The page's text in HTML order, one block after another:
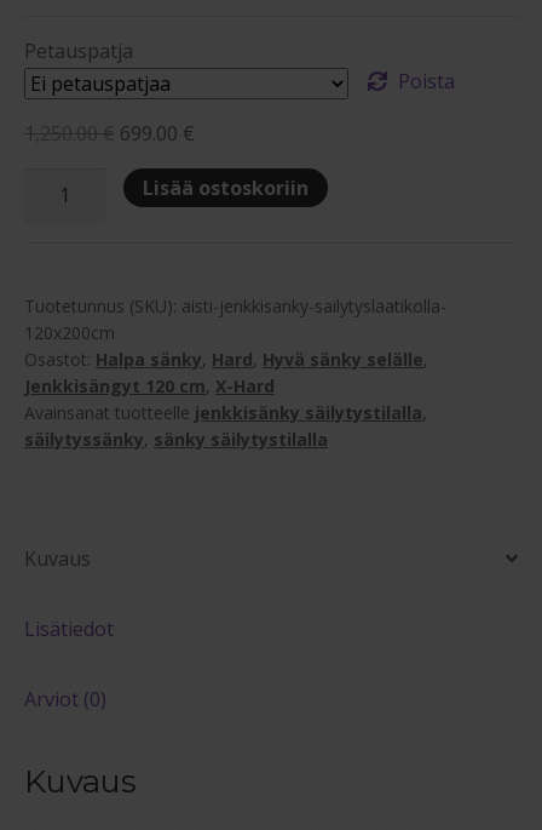
Petauspatja
Poista
1,250.00€ Alkuperäinen
hinta
oli:
699.00 €
hinta
on:
ja
päädyllä
määrä
Lisää ostoskoriin
Tuotetunnus (SKU): aisti-jenkkisanky-sailytyslaatikolla-
120x200cm
Osastot: Halpa sänky, Hard, Hyvä sänky selälle,
Jenkkisängyt 120 cm, X-Hard
Avainsanat tuotteelle jenkkisänky säilytystilalla,
säilytyssänky, sänky säilytystilalla
Kuvaus
Lisätiedot
Arviot (0)
Kuvaus